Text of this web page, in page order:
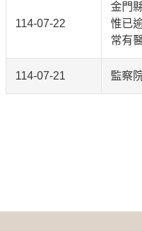
114-07-22
金門
惟已
常有
114-07-21 監察